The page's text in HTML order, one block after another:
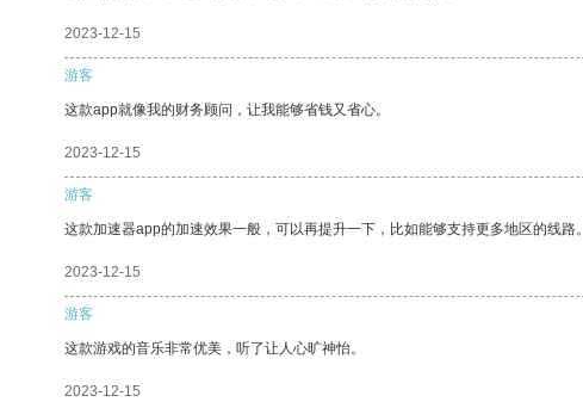
2023-12-15
游客
这款app就像我的财务顾问，让我能够省钱又省心。
2023-12-15
游客
这款加速器app的加速效果一般，可以再提升一下，比如能够支持更多地区的线路。
2023-12-15
游客
这款游戏的音乐非常优美，听了让人心旷神怡。
2023-12-15